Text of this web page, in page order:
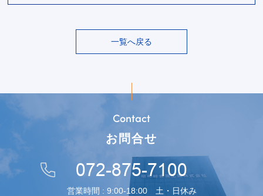
一覧へ戻る
Contact
お問合せ
072-875-7100
営業時間 : 9:00-18:00 土・日休み